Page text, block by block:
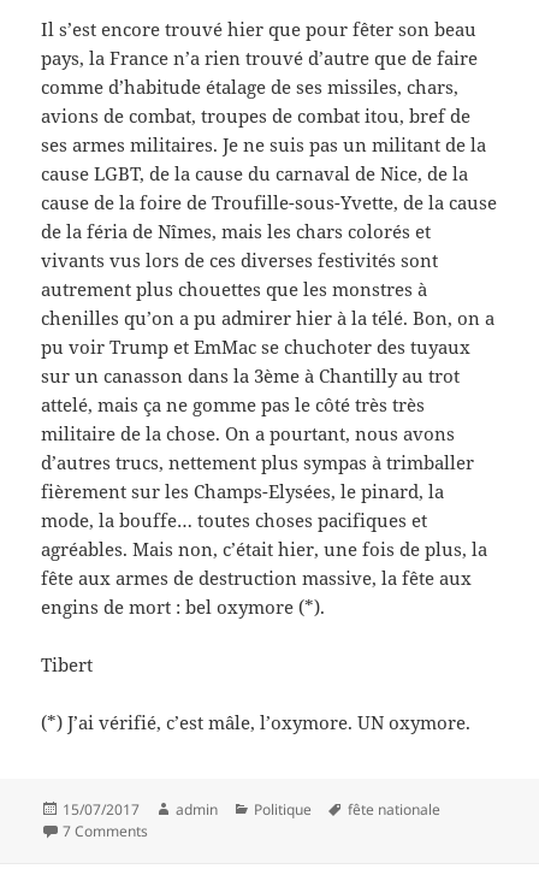
Il s’est encore trouvé hier que pour fêter son beau
pays, la France n’a rien trouvé d’autre que de faire
comme d’habitude étalage de ses missiles, chars,
avions de combat, troupes de combat itou, bref de
ses armes militaires. Je ne suis pas un militant de la
cause LGBT, de la cause du carnaval de Nice, de la
cause de la foire de Troufille-sous-Yvette, de la cause
de la féria de Nîmes, mais les chars colorés et
vivants vus lors de ces diverses festivités sont
autrement plus chouettes que les monstres à
chenilles qu’on a pu admirer hier à la télé. Bon, on a
pu voir Trump et EmMac se chuchoter des tuyaux
sur un canasson dans la 3ème à Chantilly au trot
attelé, mais ça ne gomme pas le côté très très
militaire de la chose. On a pourtant, nous avons
d’autres trucs, nettement plus sympas à trimballer
fièrement sur les Champs-Elysées, le pinard, la
mode, la bouffe… toutes choses pacifiques et
agréables. Mais non, c’était hier, une fois de plus, la
fête aux armes de destruction massive, la fête aux
engins de mort : bel oxymore (*).
Tibert
(*) J’ai vérifié, c’est mâle, l’oxymore. UN oxymore.
Posted
on
15/07/2017 Author
admin Categories
Politique Tags
fête nationale
7 Comments